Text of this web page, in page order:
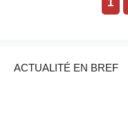
ACTUALITÉ EN BREF